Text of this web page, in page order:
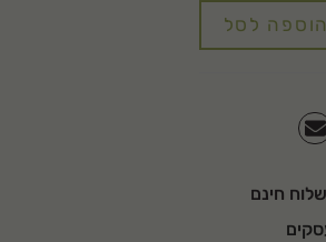
הוספה לסל